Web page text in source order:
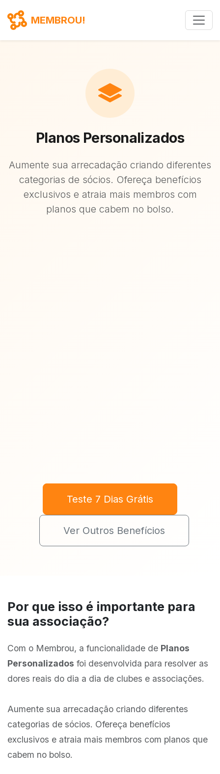
MEMBROU!
Planos Personalizados
Aumente sua arrecadação criando diferentes
categorias de sócios. Ofereça benefícios
exclusivos e atraia mais membros com
planos que cabem no bolso.
Teste 7 Dias Grátis
Ver Outros Benefícios
Por que isso é importante para
sua associação?
Com o Membrou, a funcionalidade de Planos
Personalizados foi desenvolvida para resolver as
dores reais do dia a dia de clubes e associações.
Aumente sua arrecadação criando diferentes
categorias de sócios. Ofereça benefícios
exclusivos e atraia mais membros com planos que
cabem no bolso.